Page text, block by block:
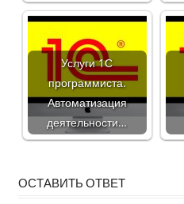
Услуги 1С
программиста.
Автоматизация
деятельности…
ОСТАВИТЬ ОТВЕТ